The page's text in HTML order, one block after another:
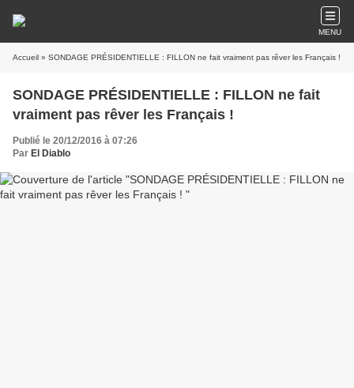
MENU
Accueil » SONDAGE PRÉSIDENTIELLE : FILLON ne fait vraiment pas rêver les Français !
SONDAGE PRÉSIDENTIELLE : FILLON ne fait
vraiment pas rêver les Français !
Publié le 20/12/2016 à 07:26
Par El Diablo